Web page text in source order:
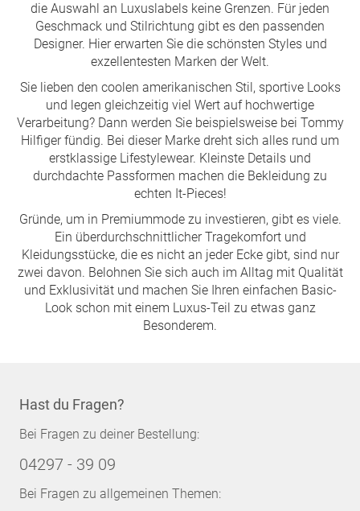
die Auswahl an Luxuslabels keine Grenzen. Für jeden
Geschmack und Stilrichtung gibt es den passenden
Designer. Hier erwarten Sie die schönsten Styles und
exzellentesten Marken der Welt.
Sie lieben den coolen amerikanischen Stil, sportive Looks
und legen gleichzeitig viel Wert auf hochwertige
Verarbeitung? Dann werden Sie beispielsweise bei Tommy
Hilfiger fündig. Bei dieser Marke dreht sich alles rund um
erstklassige Lifestylewear. Kleinste Details und
durchdachte Passformen machen die Bekleidung zu
echten It-Pieces!
Gründe, um in Premiummode zu investieren, gibt es viele.
Ein überdurchschnittlicher Tragekomfort und
Kleidungsstücke, die es nicht an jeder Ecke gibt, sind nur
zwei davon. Belohnen Sie sich auch im Alltag mit Qualität
und Exklusivität und machen Sie Ihren einfachen Basic-
Look schon mit einem Luxus-Teil zu etwas ganz
Besonderem.
Hast du Fragen?
Bei Fragen zu deiner Bestellung:
04297 - 39 09
Bei Fragen zu allgemeinen Themen: